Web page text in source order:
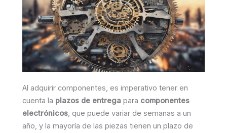
Al adquirir componentes, es imperativo tener en
cuenta la plazos de entrega para componentes
electrónicos, que puede variar de semanas a un
año, y la mayoría de las piezas tienen un plazo de